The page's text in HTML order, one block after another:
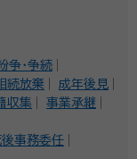
争・争続
続放棄
成年後見
収集
事業承継
後事務委任